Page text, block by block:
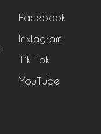
Facebook
Instagram
Tik Tok
YouTube